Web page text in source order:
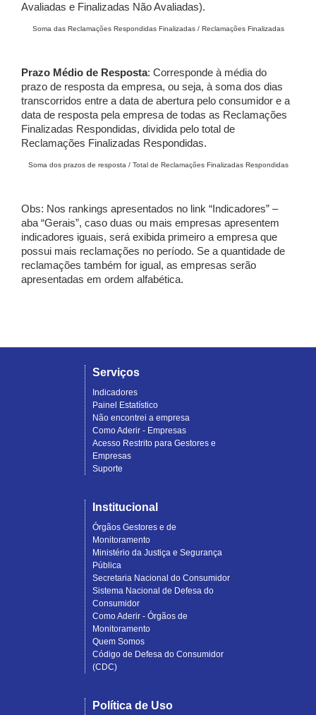
Avaliadas e Finalizadas Não Avaliadas).
Soma das Reclamações Respondidas Finalizadas / Reclamações Finalizadas
Prazo Médio de Resposta: Corresponde à média do
prazo de resposta da empresa, ou seja, à soma dos dias
transcorridos entre a data de abertura pelo consumidor e a
data de resposta pela empresa de todas as Reclamações
Finalizadas Respondidas, dividida pelo total de
Reclamações Finalizadas Respondidas.
Soma dos prazos de resposta / Total de Reclamações Finalizadas Respondidas
Obs: Nos rankings apresentados no link “Indicadores” –
aba “Gerais”, caso duas ou mais empresas apresentem
indicadores iguais, será exibida primeiro a empresa que
possui mais reclamações no período. Se a quantidade de
reclamações também for igual, as empresas serão
apresentadas em ordem alfabética.
Serviços
Indicadores
Painel Estatístico
Não encontrei a empresa
Como Aderir - Empresas
Acesso Restrito para Gestores e
Empresas
Suporte
Institucional
Órgãos Gestores e de
Monitoramento
Ministério da Justiça e Segurança
Pública
Secretaria Nacional do Consumidor
Sistema Nacional de Defesa do
Consumidor
Como Aderir - Órgãos de
Monitoramento
Quem Somos
Código de Defesa do Consumidor
(CDC)
Política de Uso